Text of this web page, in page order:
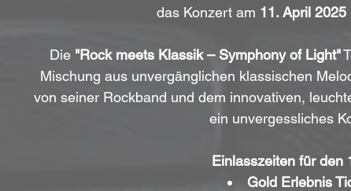
das Konzert am 11. April 2025
Die "Rock meets Klassik – Symphony of Light"
Mischung aus unvergänglichen klassischen
von seiner Rockband und dem innovativen,
ein unvergessliches
Einlasszeiten für den
Gold Erlebnis